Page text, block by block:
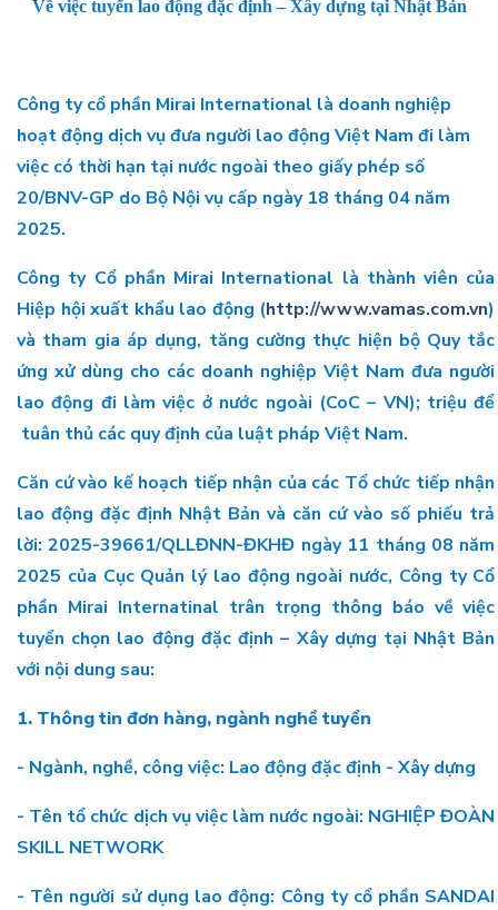
Về việc tuyển lao động đặc định – Xây dựng tại Nhật Bản
Công ty cổ phần Mirai International là doanh nghiệp
hoạt động dịch vụ đưa người lao động Việt Nam đi làm
việc có thời hạn tại nước ngoài theo giấy phép số
20/BNV-GP do Bộ Nội vụ cấp ngày 18 tháng 04 năm
2025.
Công ty Cổ phần Mirai International là thành viên của
Hiệp hội xuất khẩu lao động (http://www.vamas.com.vn)
và tham gia áp dụng, tăng cường thực hiện bộ Quy tắc
ứng xử dùng cho các doanh nghiệp Việt Nam đưa người
lao động đi làm việc ở nước ngoài (CoC – VN); triệu để
tuân thủ các quy định của luật pháp Việt Nam.
Căn cứ vào kế hoạch tiếp nhận của các Tổ chức tiếp nhận
lao động đặc định Nhật Bản và căn cứ vào số phiếu trả
lời: 2025-39661/QLLĐNN-ĐKHĐ ngày 11 tháng 08 năm
2025 của Cục Quản lý lao động ngoài nước, Công ty Cổ
phần Mirai Internatinal trân trọng thông báo về việc
tuyển chọn lao động đặc định – Xây dựng tại Nhật Bản
với nội dung sau:
1. Thông tin đơn hàng, ngành nghề tuyển
- Ngành, nghề, công việc: Lao động đặc định - Xây dựng
- Tên tổ chức dịch vụ việc làm nước ngoài: NGHIỆP ĐOÀN
SKILL NETWORK
- Tên người sử dụng lao động: Công ty cổ phần SANDAI